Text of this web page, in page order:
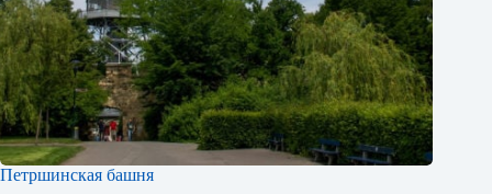
Петршинская башня